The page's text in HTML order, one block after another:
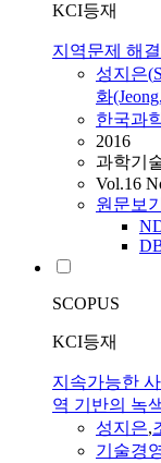
KCI등재
지역문제 해
성지은(
화
한국과
2016
과학기
Vol.16
원문보기
SCOPUS
KCI등재
지속가능한
역 기반의 녹
성지은,
기술경